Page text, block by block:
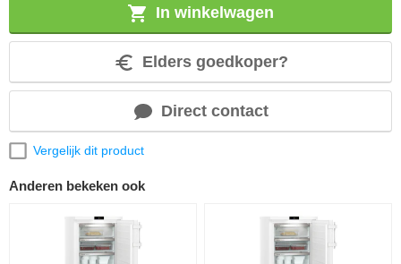
In winkelwagen
Elders goedkoper?
Direct contact
Vergelijk dit product
Anderen bekeken ook